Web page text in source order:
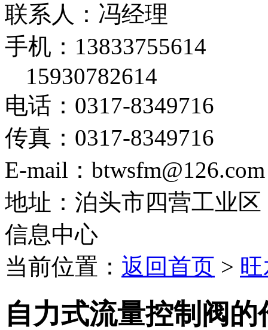
联系人：冯经理
手机：13833755614
15930782614
电话：0317-8349716
传真：0317-8349716
E-mail：btwsfm@126.com
地址：泊头市四营工业区
信息中心
当前位置： 返回首页 >
自力式流量控制阀